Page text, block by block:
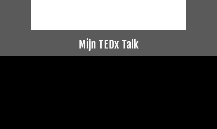
Mijn TEDx Talk